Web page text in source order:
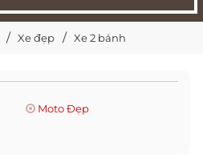
Xe đẹp Xe 2 bánh
Moto Đẹp